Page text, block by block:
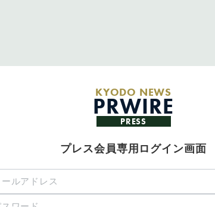
KYODO NEWS
PRWIRE
PRESS
プレス会員専用ログイン画面